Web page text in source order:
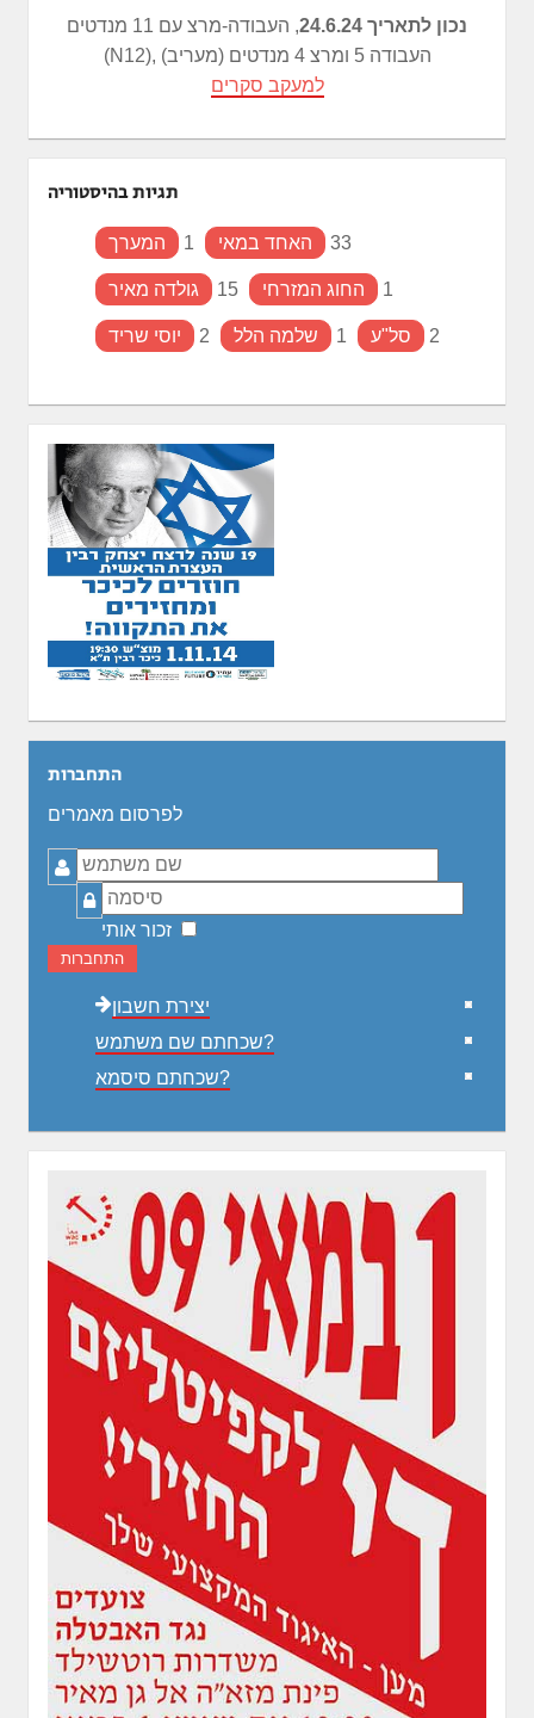
נכון לתאריך 24.6.24
, העבודה-מרצ עם 11 מנדטים
(N12), העבודה 5 ומרצ 4 מנדטים (מעריב)
למעקב סקרים
תגיות בהיסטוריה
המערך 1 האחד במאי 33
גולדה מאיר 15 החוג המזרחי 1
יוסי שריד 2 שלמה הלל 1 סל"ע 2
התחברות
לפרסום מאמרים
שם
משתמש
סיסמה
זכור אותי
התחברות
יצירת חשבון
שכחתם שם משתמש?
שכחתם סיסמא?